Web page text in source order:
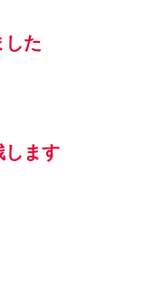
した
します